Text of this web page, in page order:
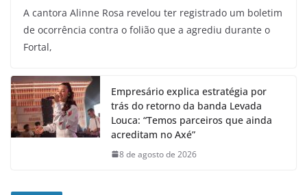
A cantora Alinne Rosa revelou ter registrado um boletim
de ocorrência contra o folião que a agrediu durante o
Fortal,
Empresário explica estratégia por
trás do retorno da banda Levada
Louca: “Temos parceiros que ainda
acreditam no Axé”
8 de agosto de 2026